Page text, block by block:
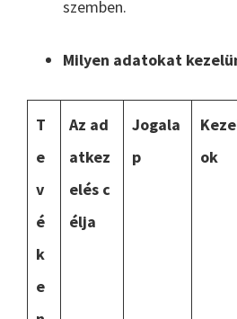
szemben.
Milyen adatokat
T
e
v
é
k
e
Az ad
atkez
elés c
élja
Jogala
p
ok